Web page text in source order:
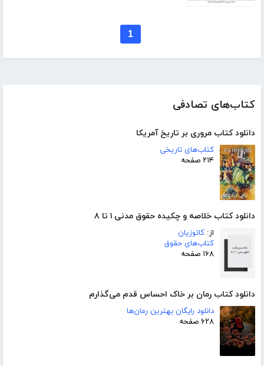
کتاب‌های تصادفی
دانلود کتاب مروری بر تاریخ آمریکا
کتاب‌های تاریخی
۲۱۴ صفحه
دانلود کتاب خلاصه و چکیده حقوق مدنی ۱ تا ۸
از: کاتوزیان
کتاب‌های حقوق
۱۶۸ صفحه
دانلود کتاب رمان بر خاک احساس قدم می‌گذارم
دانلود رایگان بهترین رمان‌ها
۶۲۸ صفحه
1